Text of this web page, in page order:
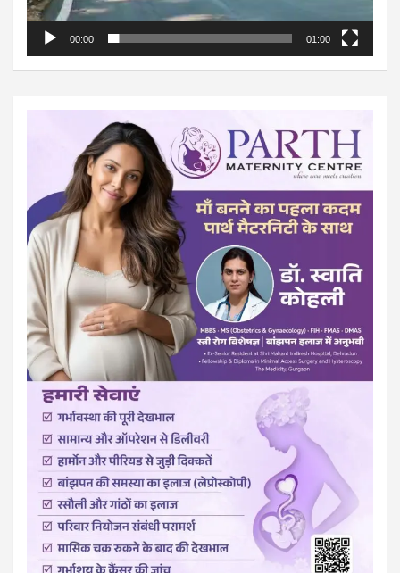
00:00 01:00